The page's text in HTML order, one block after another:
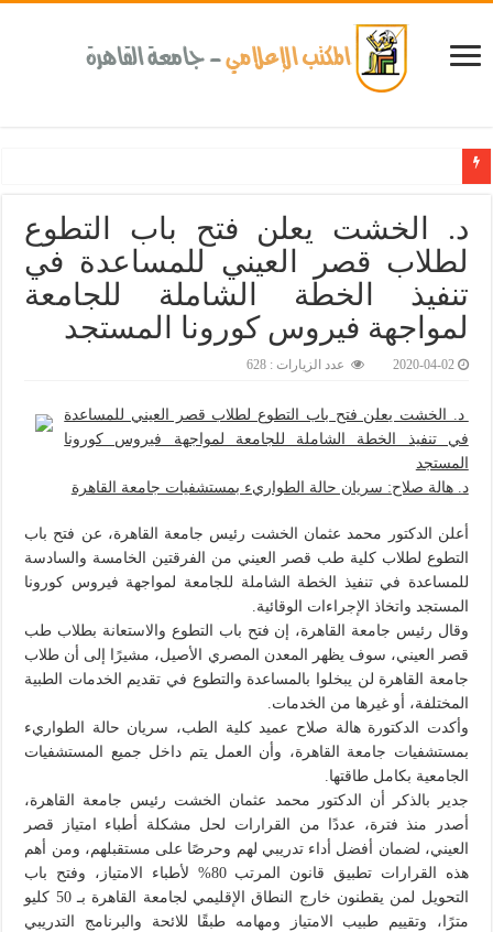
د. الخشت يعلن فتح باب التطوع
لطلاب قصر العيني للمساعدة في
تنفيذ الخطة الشاملة للجامعة
لمواجهة فيروس كورونا المستجد‎
2020-04-02 عدد الزيارات : 628
د. الخشت يعلن فتح باب التطوع لطلاب قصر العيني للمساعدة
في تنفيذ الخطة الشاملة للجامعة لمواجهة فيروس كورونا
المستجد
د. هالة صلاح: سريان حالة الطواريء بمستشفيات جامعة القاهرة
أعلن الدكتور محمد عثمان الخشت رئيس جامعة القاهرة، عن فتح باب
التطوع لطلاب كلية طب قصر العيني من الفرقتين الخامسة والسادسة
للمساعدة في تنفيذ الخطة الشاملة للجامعة لمواجهة فيروس كورونا
المستجد واتخاذ الإجراءات الوقائية.
وقال رئيس جامعة القاهرة، إن فتح باب التطوع والاستعانة بطلاب طب
قصر العيني، سوف يظهر المعدن المصري الأصيل، مشيرًا إلى أن طلاب
جامعة القاهرة لن يبخلوا بالمساعدة والتطوع في تقديم الخدمات الطبية
المختلفة، أو غيرها من الخدمات.
وأكدت الدكتورة هالة صلاح عميد كلية الطب، سريان حالة الطواريء
بمستشفيات جامعة القاهرة، وأن العمل يتم داخل جميع المستشفيات
الجامعية بكامل طاقتها.
جدير بالذكر أن الدكتور محمد عثمان الخشت رئيس جامعة القاهرة،
أصدر منذ فترة، عددًا من القرارات لحل مشكلة أطباء امتياز قصر
العيني، لضمان أفضل أداء تدريبي لهم وحرصًا على مستقبلهم، ومن أهم
هذه القرارات تطبيق قانون المرتب 80%؜ لأطباء الامتياز، وفتح باب
التحويل لمن يقطنون خارج النطاق الإقليمي لجامعة القاهرة بـ 50 كليو
مترًا، وتقييم طبيب الامتياز ومهامه طبقًا للائحة والبرنامج التدريبي